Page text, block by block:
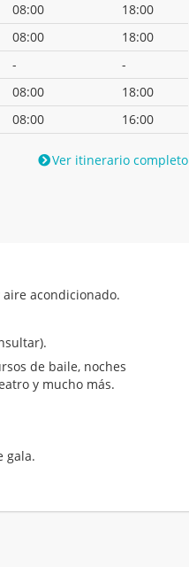
08:00
18:00
08:00
18:00
-
-
08:00
18:00
08:00 16:00
Ver itinerario completo
acondicionado.
de baile, noches
y mucho más.
gala.